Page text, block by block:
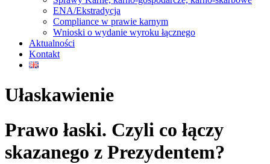
ENA/Ekstradycja
Compliance w prawie karnym
Wnioski o wydanie wyroku łącznego
Aktualności
Kontakt
Ułaskawienie
Prawo łaski. Czyli co łączy
skazanego z Prezydentem?